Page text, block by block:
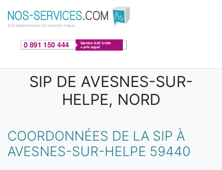
Aller au contenu principal
SIP DE AVESNES-SUR-
HELPE, NORD
COORDONNÉES DE LA SIP À
AVESNES-SUR-HELPE 59440